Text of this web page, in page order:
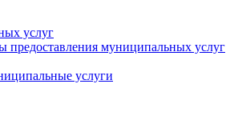
услуг
предоставления муниципальных услуг
услуги